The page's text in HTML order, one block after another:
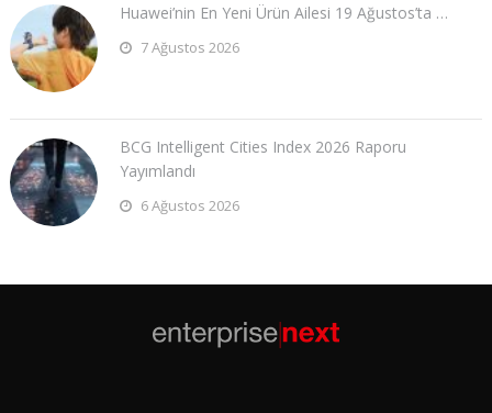
Huawei’nin En Yeni Ürün Ailesi 19 Ağustos’ta …
7 Ağustos 2026
BCG Intelligent Cities Index 2026 Raporu
Yayımlandı
6 Ağustos 2026